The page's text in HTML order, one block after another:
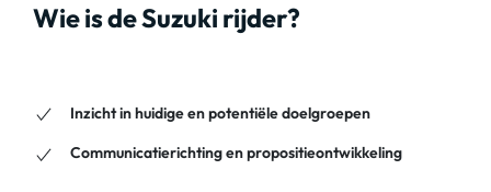
Wie is de Suzuki rijder?
Inzicht in huidige en potentiële doelgroepen
Communicatierichting en propositieontwikkeling